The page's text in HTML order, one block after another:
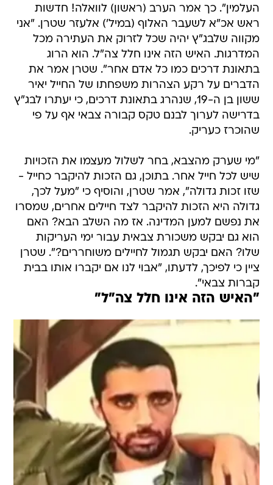
העלמין". כך אמר הערב (ראשון) לוואלה! חדשות
ראש אכ"א לשעבר האלוף (במיל') אלעזר שטרן. "אני
מקווה שלבג"ץ יהיה שכל לזרוק את העתירה מכל
המדרגות. האיש הזה אינו חלל צה"ל. הוא הרוג
בתאונת דרכים כמו כל אדם אחר". שטרן אמר את
הדברים על רקע הצהרות משפחתו של החייל יאיר
ששון בן ה-19, שנהרג בתאונת דרכים, כי יעתרו לבג"ץ
בדרישה לערוך לבנם טקס קבורה צבאי אף על פי
שהוכרז כעריק.
"מי שערק מהצבא, בחר לשלול מעצמו את הזכויות
שיש לכל חייל אחר. בתוכן, גם הזכות להיקבר כחייל -
שזו זכות גדולה", אמר שטרן, והוסיף כי "מעל לכך,
גדולה היא הזכות להיקבר לצד חיילים אחרים, שמסרו
את נפשם למען המדינה. אז מה השלב הבא? האם
הוא גם יבקש משכורת צבאית עבור ימי העריקות
שלו? האם יבקש תגמול לחיילים משוחררים?". שטרן
ציין כי לפיכך, לדעתו, "אבוי לנו אם יקברו אותו בבית
קברות צבאי".
"האיש הזה אינו חלל צה"ל"